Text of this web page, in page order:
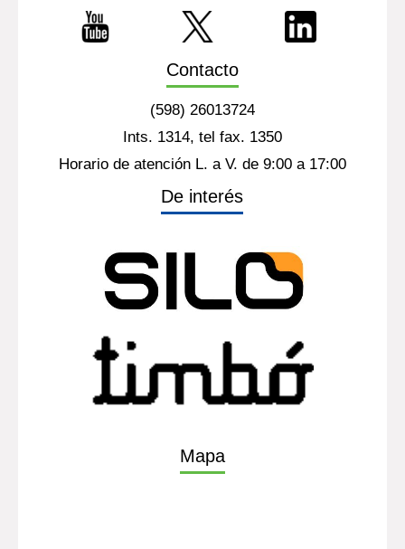
Contacto
(598) 26013724
Ints. 1314, tel fax. 1350
Horario de atención L. a V. de 9:00 a 17:00
De interés
Mapa